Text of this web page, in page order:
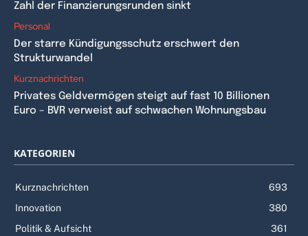
Zahl der Finanzierungsrunden sinkt
Personal
Der starre Kündigungsschutz erschwert den
Strukturwandel
Kurznachrichten
Privates Geldvermögen steigt auf fast 10 Billionen
Euro – BVR verweist auf schwachen Wohnungsbau
KATEGORIEN
Kurznachrichten
693
Innovation
380
Politik & Aufsicht
361